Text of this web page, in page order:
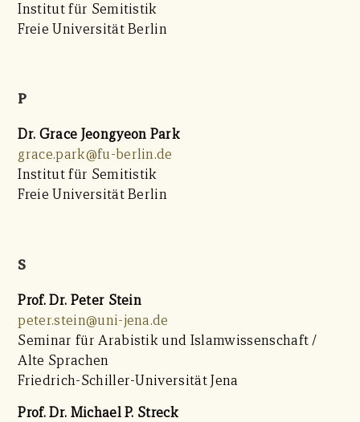
Institut für Semitistik
Freie Universität Berlin
P
Dr. Grace Jeongyeon Park
grace.park@fu-berlin.de
Institut für Semitistik
Freie Universität Berlin
S
Prof. Dr. Peter Stein
peter.stein@uni-jena.de
Seminar für Arabistik und Islamwissenschaft /
Alte Sprachen
Friedrich-Schiller-Universität Jena
Prof. Dr. Michael P. Streck